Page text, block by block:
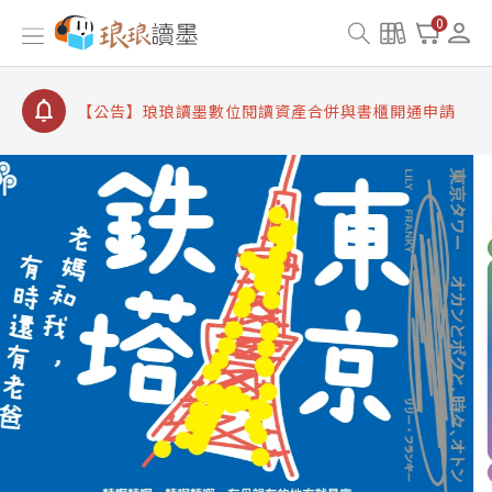
0
【公告】因 Readmoo 讀墨系統維護中，本站同步暫
停部分閱讀服務
【公告】琅琅讀墨數位閱讀資產合併與書櫃開通申請
【公告】琅琅讀墨書櫃開通常見問題
【公告】琅琅書店服務升級重要說明及資產合併結果
查詢
【公告】因 Readmoo 讀墨系統維護中，本站同步暫
停部分閱讀服務